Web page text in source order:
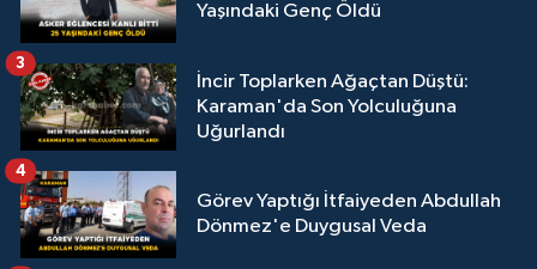
Yaşındaki Genç Öldü
İncir Toplarken Ağaçtan Düştü:
Karaman'da Son Yolculuğuna
Uğurlandı
3
Görev Yaptığı İtfaiyeden Abdullah
Dönmez'e Duygusal Veda
4